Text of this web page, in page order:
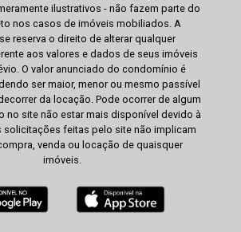
ilustrativos - não fazem parte do
nos casos de imóveis mobiliados. A
reserva o direito de alterar qualquer
aos valores e dados de seus imóveis
O valor anunciado do condomínio é
ser maior, menor ou mesmo passível
da locação. Pode ocorrer de algum
no site não estar mais disponível devido à
solicitações feitas pelo site não implicam
venda ou locação de quaisquer
imóveis.